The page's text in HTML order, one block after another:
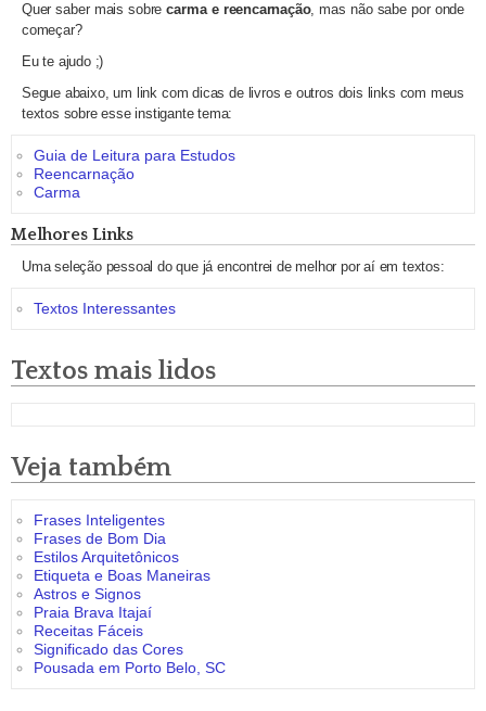
Quer saber mais sobrecarma e reencarnação, mas não sabe por onde
começar?
Eu te ajudo ;)
Segue abaixo, um link com dicas de livros e outros dois links com meus
textos sobre esse instigante tema:
Guia de Leitura para Estudos
Reencarnação
Carma
Melhores Links
Uma seleção pessoal do que já encontrei de melhor por aí em textos:
Textos Interessantes
Textos mais lidos
Veja também
Frases Inteligentes
Frases de Bom Dia
Estilos Arquitetônicos
Etiqueta e Boas Maneiras
Astros e Signos
Praia Brava Itajaí
Receitas Fáceis
Significado das Cores
Pousada em Porto Belo, SC